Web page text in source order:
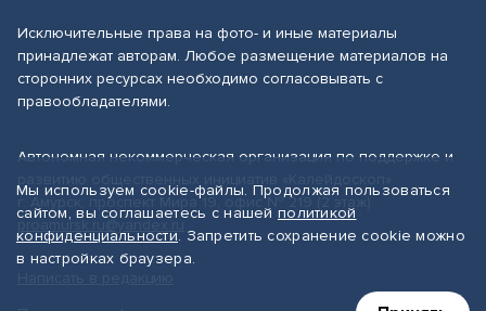
Исключительные права на фото- и иные материалы
принадлежат авторам. Любое размещение материалов на
сторонних ресурсах необходимо согласовывать с
правообладателями.
Автономная некоммерческая организация по поддержке и
г. Амурск, проспект Мира 19, офис № 219 (2 этаж)
proamursk.ru@yandex.ru
Мы используем cookie-файлы. Продолжая пользоваться
сайтом, вы соглашаетесь с нашей политикой
конфиденциальности. Запретить сохранение cookie можно
в настройках браузера.